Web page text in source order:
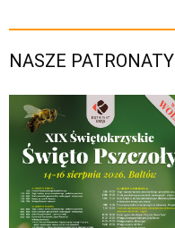
NASZE PATRONATY